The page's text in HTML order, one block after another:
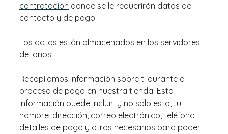
contratación donde se le requerirán datos de
contacto y de pago.
Los datos están almacenados en los servidores
de Ionos.
Recopilamos información sobre ti durante el
proceso de pago en nuestra tienda. Esta
información puede incluir, y no solo esto, tu
nombre, dirección, correo electrónico, teléfono,
detalles de pago y otros necesarios para poder